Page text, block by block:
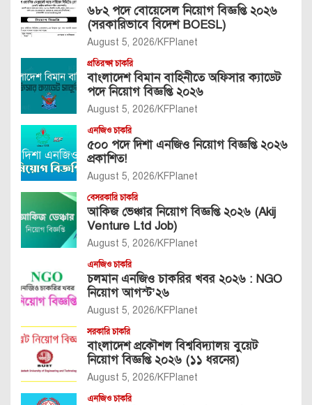
৬৮২ পদে বোয়েসেল নিয়োগ বিজ্ঞপ্তি ২০২৬
(সরকারিভাবে বিদেশ BOESL)
August 5, 2026 KFPlanet
প্রতিরক্ষা চাকরি
বাংলাদেশ বিমান বাহিনীতে অফিসার ক্যাডেট
পদে নিয়োগ বিজ্ঞপ্তি ২০২৬
August 5, 2026 KFPlanet
এনজিও চাকরি
৫০০ পদে দিশা এনজিও নিয়োগ বিজ্ঞপ্তি ২০২৬
প্রকাশিত!
August 5, 2026 KFPlanet
বেসরকারি চাকরি
আকিজ ভেঞ্চার নিয়োগ বিজ্ঞপ্তি ২০২৬ (Akij
Venture Ltd Job)
August 5, 2026 KFPlanet
এনজিও চাকরি
চলমান এনজিও চাকরির খবর ২০২৬ : NGO
নিয়োগ আগস্ট’২৬
August 5, 2026 KFPlanet
সরকারি চাকরি
বাংলাদেশ প্রকৌশল বিশ্ববিদ্যালয় বুয়েট
নিয়োগ বিজ্ঞপ্তি ২০২৬ (১১ ধরনের)
August 5, 2026 KFPlanet
এনজিও চাকরি